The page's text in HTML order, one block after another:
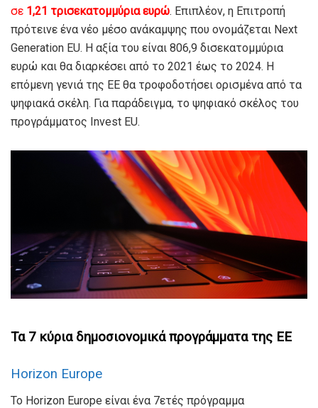
σε 1,21 τρισεκατομμύρια ευρώ. Επιπλέον, η Επιτροπή
πρότεινε ένα νέο μέσο ανάκαμψης που ονομάζεται Next
Generation EU. Η αξία του είναι 806,9 δισεκατομμύρια
ευρώ και θα διαρκέσει από το 2021 έως το 2024. Η
επόμενη γενιά της ΕΕ θα τροφοδοτήσει ορισμένα από τα
ψηφιακά σκέλη. Για παράδειγμα, το ψηφιακό σκέλος του
προγράμματος Invest EU.
Τα 7 κύρια δημοσιονομικά προγράμματα της ΕΕ
Horizon Europe
Το Horizon Europe είναι ένα 7ετές πρόγραμμα